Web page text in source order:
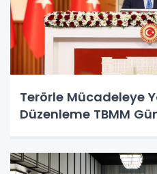
Terörle Mücadeleye
Düzenleme TBMM